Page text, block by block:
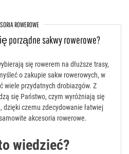
ROWEROWE
porządne sakwy rowerowe?
się rowerem na dłuższe trasy,
o zakupie sakw rowerowych, w
wiele przydatnych drobiazgów. Z
się Państwo, czym wyróżniają się
, dzięki czemu zdecydowanie łatwiej
akcesoria rowerowe.
wiedzieć?